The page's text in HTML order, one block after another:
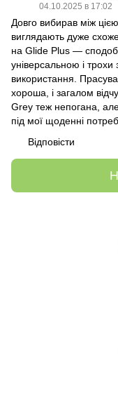
04.10.2025 в 17:02
Довго вибирав між
виглядають дуже
на Glide Plus —
універсальною і
використання.
хороша, і загалом
Grey теж непогана,
під мої щоденні
Відповісти